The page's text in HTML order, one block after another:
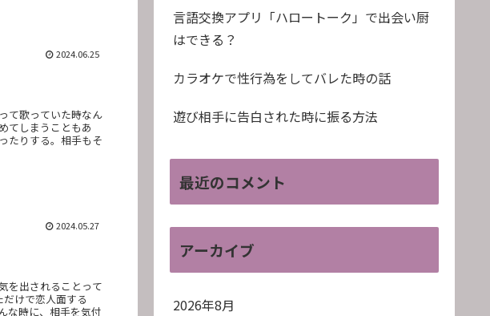
2024.06.25
て歌っていた時なん
てしまうこともあ
たりする。相手もそ
2024.05.27
を出されることって
けで恋人面する
な時に、相手を気付
言語交換アプリ「ハロートーク」で出会い厨
はできる？
カラオケで性行為をしてバレた時の話
遊び相手に告白された時に振る方法
最近のコメント
アーカイブ
2026年8月